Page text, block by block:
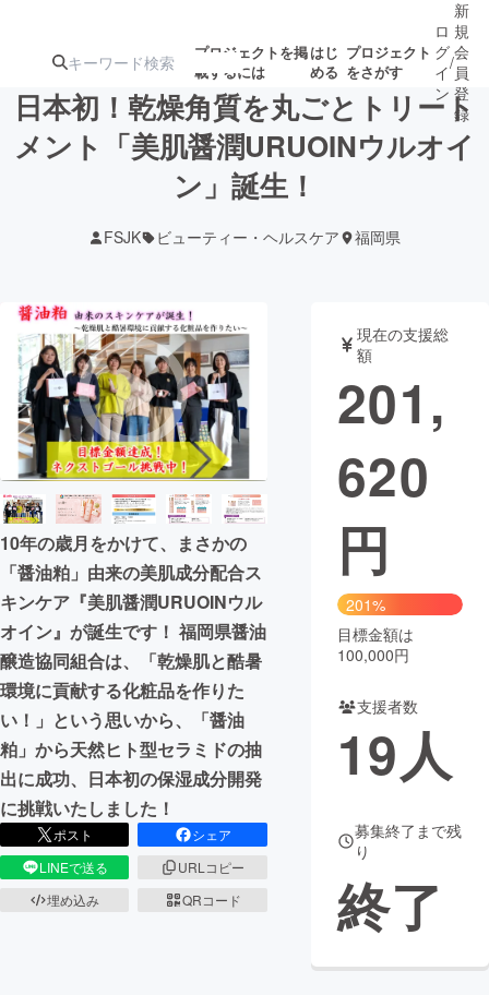
プロジェクトを掲
載するには
はじ
める
プロジェクト
をさがす
注目の新着プロ募集終了が近いプ
テクノロジー・ガジェット
映像・映画 書籍・雑誌
ビジネス・起業 チャレンジ
まちづくり・地域活性化
CAMPFIRE for Social Good
CAMPFIRE Creation
CAMPFIREふるさと納税machi-ya コミュニティ
ロ
グ
イ
ン
/
新
規
会
員
登
録
日本初！乾燥角質を丸ごとトリート
メント「美肌醤潤URUOINウルオイ
ン」誕生！
FSJK ビューティー・ヘルスケア 福岡県
10年の歳月をかけて、まさかの
「醤油粕」由来の美肌成分配合ス
キンケア『美肌醤潤URUOINウル
オイン』が誕生です！ 福岡県醤油
醸造協同組合は、「乾燥肌と酷暑
環境に貢献する化粧品を作りた
い！」という思いから、「醤油
粕」から天然ヒト型セラミドの抽
出に成功、日本初の保湿成分開発
に挑戦いたしました！
ポスト
シェア
LINEで送る
URLコピー
埋め込み
QRコード
現在の支援総
額
201,
620
円
201%
目標金額は
100,000円
支援者数
19人
募集終了まで残
り
終了